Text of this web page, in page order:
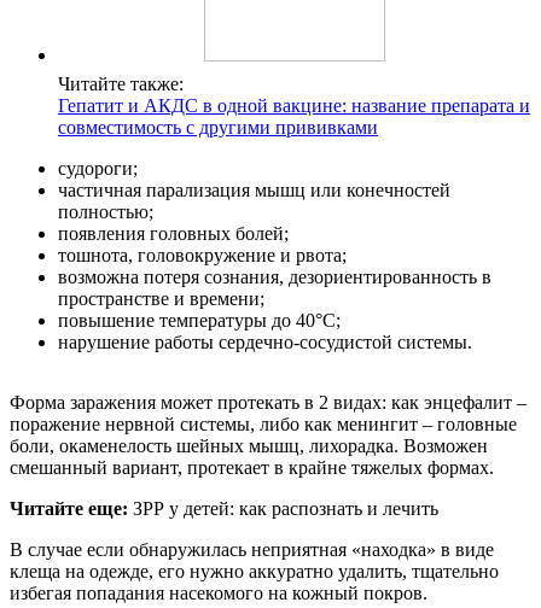
Читайте также:
Гепатит и АКДС в одной вакцине: название препарата и
совместимость с другими прививками
судороги;
частичная парализация мышц или конечностей
полностью;
появления головных болей;
тошнота, головокружение и рвота;
возможна потеря сознания, дезориентированность в
пространстве и времени;
повышение температуры до 40°С;
нарушение работы сердечно-сосудистой системы.
Форма заражения может протекать в 2 видах: как энцефалит –
поражение нервной системы, либо как менингит – головные
боли, окаменелость шейных мышц, лихорадка. Возможен
смешанный вариант, протекает в крайне тяжелых формах.
Читайте еще: ЗРР у детей: как распознать и лечить
В случае если обнаружилась неприятная «находка» в виде
клеща на одежде, его нужно аккуратно удалить, тщательно
избегая попадания насекомого на кожный покров.